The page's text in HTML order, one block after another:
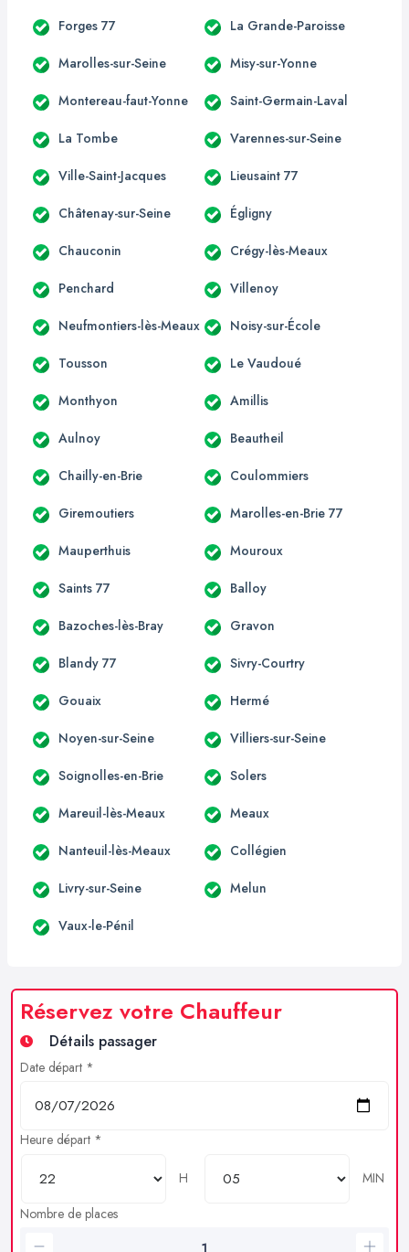
Forges 77 La Grande-Paroisse
Marolles-sur-Seine Misy-sur-Yonne
Montereau-faut-Yonne Saint-Germain-Laval
La Tombe Varennes-sur-Seine
Ville-Saint-Jacques Lieusaint 77
Châtenay-sur-Seine Égligny
Chauconin Crégy-lès-Meaux
Penchard Villenoy
Neufmontiers-lès-Meaux Noisy-sur-École
Tousson Le Vaudoué
Monthyon Amillis
Aulnoy Beautheil
Chailly-en-Brie Coulommiers
Giremoutiers Marolles-en-Brie 77
Mauperthuis Mouroux
Saints 77 Balloy
Bazoches-lès-Bray Gravon
Blandy 77 Sivry-Courtry
Gouaix Hermé
Noyen-sur-Seine Villiers-sur-Seine
Soignolles-en-Brie Solers
Mareuil-lès-Meaux Meaux
Nanteuil-lès-Meaux Collégien
Livry-sur-Seine Melun
Vaux-le-Pénil
Réservez votre Chauffeur
Détails passager
Date départ *
Heure départ *
H
MIN
Nombre de places